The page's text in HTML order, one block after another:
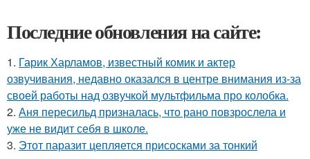
Последние обновления на сайте:
1. Гарик Харламов, известный комик и актер
озвучивания, недавно оказался в центре внимания из-за
своей работы над озвучкой мультфильма про колобка.
2. Аня пересильд призналась, что рано повзрослела и
уже не видит себя в школе.
3. Этот паразит цепляется присосками за тонкий